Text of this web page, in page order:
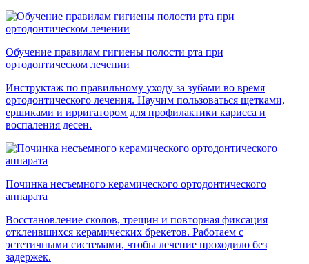
Обучение правилам гигиены полости рта при
ортодонтическом лечении
Инструктаж по правильному уходу за зубами во время
ортодонтического лечения. Научим пользоваться щетками,
ершиками и ирригатором для профилактики кариеса и
воспаления десен.
Починка несъемного керамического ортодонтического
аппарата
Восстановление сколов, трещин и повторная фиксация
отклеившихся керамических брекетов. Работаем с
эстетичными системами, чтобы лечение проходило без
задержек.